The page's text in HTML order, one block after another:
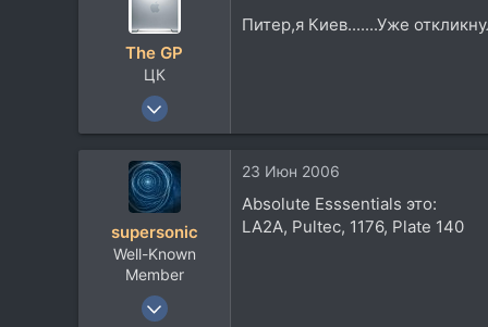
The GP
ЦК
8 Окт 2003
4.397
MALDIVES
Питер,я Киев.......Уже
supersonic
Well-Known
Member
17 Июл 2004
23 Июн 2006
Absolute Esssentials это:
LA2A, Pultec, 1176, Plate 140